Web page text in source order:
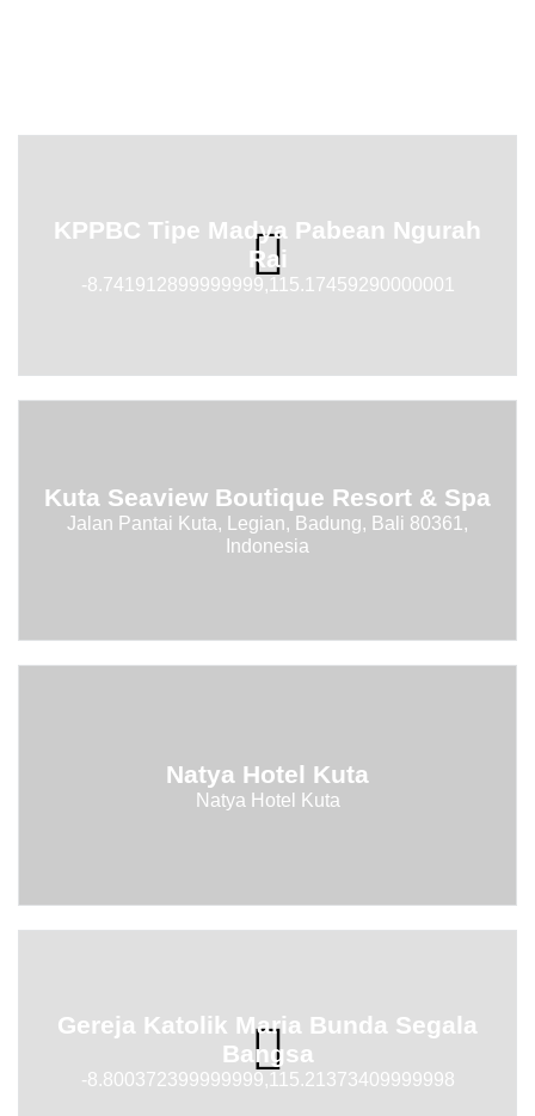
KPPBC Tipe Madya Pabean Ngurah
Rai
-8.741912899999999,115.17459290000001
Kuta Seaview Boutique Resort & Spa
Jalan Pantai Kuta, Legian, Badung, Bali 80361,
Indonesia
Natya Hotel Kuta
Natya Hotel Kuta
Gereja Katolik Maria Bunda Segala
Bangsa
-8.800372399999999,115.21373409999998